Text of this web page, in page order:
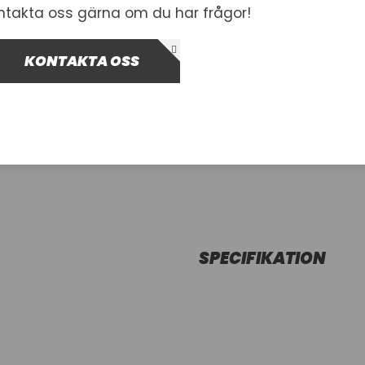
Inkl. moms
SPECIFIKATION
oss gärna om du har frågor!
KONTAKTA OSS